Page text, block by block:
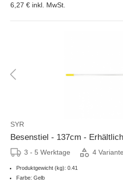
6,27 € inkl. MwSt.
SYR
Besenstiel - 137cm -
3 - 5 Werktage 4
Produktgewicht (kg): 0.41
Farbe: Gelb